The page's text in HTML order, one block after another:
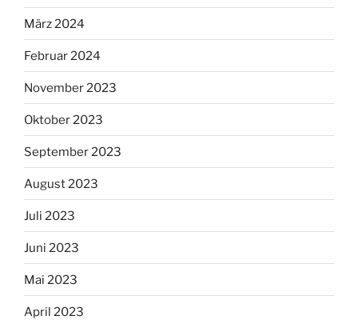
März 2024
Februar 2024
November 2023
Oktober 2023
September 2023
August 2023
Juli 2023
Juni 2023
Mai 2023
April 2023